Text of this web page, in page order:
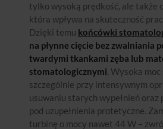
tylko wysoką prędkość, ale także
która wpływa na skuteczność
Dzięki temu końcówki
na płynne cięcie bez zwalniania
twardymi tkankami zęba lub
stomatologicznymi. Wysoka
szczególnie przy intensywnym
usuwaniu starych wypełnień oraz
pod uzupełnienia protetyczne.
turbinę o mocy nawet 44 W –